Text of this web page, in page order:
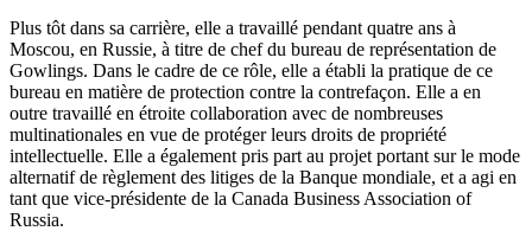
Plus tôt dans sa carrière, elle a travaillé pendant quatre ans à
Moscou, en Russie, à titre de chef du bureau de représentation de
Gowlings. Dans le cadre de ce rôle, elle a établi la pratique de ce
bureau en matière de protection contre la contrefaçon. Elle a en
outre travaillé en étroite collaboration avec de nombreuses
multinationales en vue de protéger leurs droits de propriété
intellectuelle. Elle a également pris part au projet portant sur le mode
alternatif de règlement des litiges de la Banque mondiale, et a agi en
tant que vice-présidente de la Canada Business Association of
Russia.